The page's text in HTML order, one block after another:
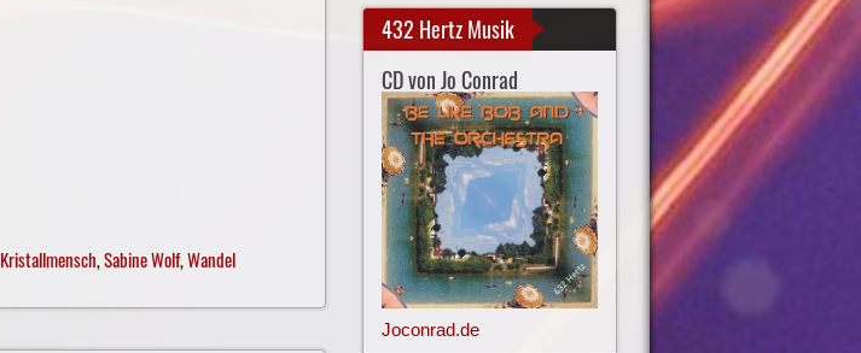
Kristallmensch,Sabine Wolf,Wandel
432 Hertz Musik
CD von Jo Conrad
Joconrad.de